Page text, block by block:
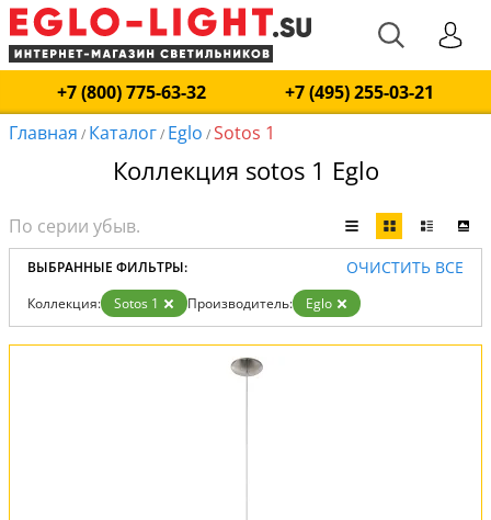
+7 (800) 775-63-32
+7 (495) 255-03-21
Главная / Каталог/ Eglo /Sotos 1
Коллекция sotos 1 Eglo
ВЫБРАННЫЕ ФИЛЬТРЫ: ОЧИСТИТЬ ВСЕ
Коллекция: Sotos 1 Производитель: Eglo